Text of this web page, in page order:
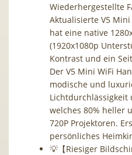
Wiederhergestellte
Aktualisierte V5
hat eine native
(1920x1080p
Kontrast und ein
Der V5 Mini WiFi
modische und
Lichtdurchlässigkeit
welches 80% heller
720P Projektoren.
persönliches
💡【Riesiger